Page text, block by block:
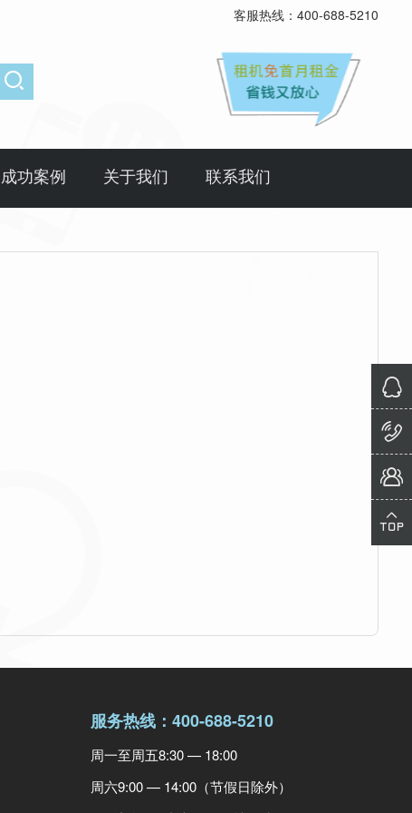
客服热线：400-688-5210

成功案例 关于我们 联系我们
服务热线：400-688-5210
周一至周五8:30 — 18:00
周六9:00 — 14:00（节假日除外）



